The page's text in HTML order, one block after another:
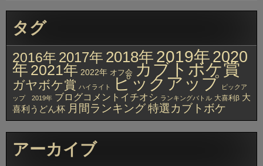
タグ
2016年 2017年 2018年 2019年2020
年 2021年 2022年 オフ会 カブトボケ賞
ガヤボケ賞 ハイライト ピックアップ ピックア
ップ 2019年 ブログコメントイチオシ ランキングバトル 大喜利β 大
喜利うどん杯 月間ランキング特選カブトボケ
アーカイブ